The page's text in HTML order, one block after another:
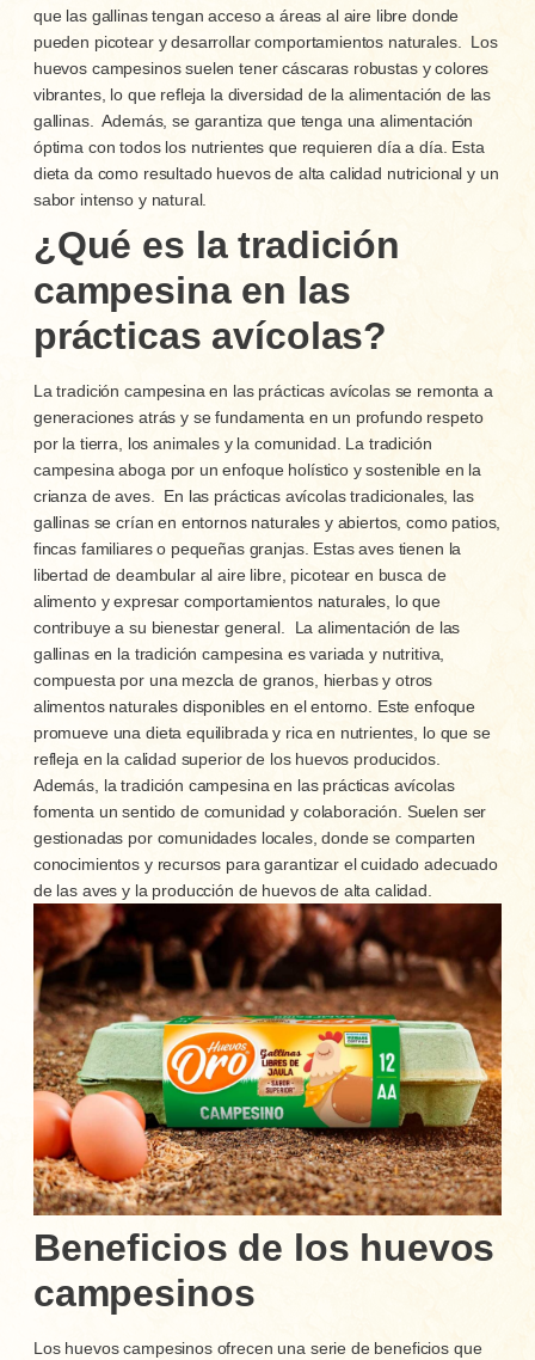
que las gallinas tengan acceso a áreas al aire libre donde
pueden picotear y desarrollar comportamientos naturales.
Los
huevos campesinos suelen tener cáscaras robustas y colores
vibrantes, lo que refleja la diversidad de la alimentación de las
gallinas.
Además, se garantiza que tenga una alimentación
óptima con todos los nutrientes que requieren día a día. Esta
dieta da como resultado huevos de alta calidad nutricional y un
sabor intenso y natural.
¿Qué es la tradición
campesina en las
prácticas avícolas?
La tradición campesina en las prácticas avícolas se remonta a
generaciones atrás y se fundamenta en un profundo respeto
por la tierra, los animales y la comunidad. La tradición
campesina aboga por un enfoque holístico y sostenible en la
crianza de aves.
En las prácticas avícolas tradicionales, las
gallinas se crían en entornos naturales y abiertos, como patios,
fincas familiares o pequeñas granjas. Estas aves tienen la
libertad de deambular al aire libre, picotear en busca de
alimento y expresar comportamientos naturales, lo que
contribuye a su bienestar general.
La alimentación de las
gallinas en la tradición campesina es variada y nutritiva,
compuesta por una mezcla de granos, hierbas y otros
alimentos naturales disponibles en el entorno. Este enfoque
promueve una dieta equilibrada y rica en nutrientes, lo que se
refleja en la calidad superior de los huevos producidos.
Además, la tradición campesina en las prácticas avícolas
fomenta un sentido de comunidad y colaboración. Suelen ser
gestionadas por comunidades locales, donde se comparten
conocimientos y recursos para garantizar el cuidado adecuado
de las aves y la producción de huevos de alta calidad.
Beneficios de los huevos
campesinos
Los huevos campesinos ofrecen una serie de beneficios que